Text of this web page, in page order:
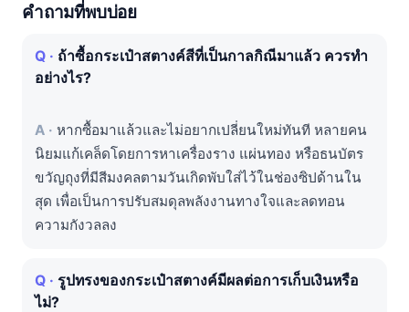
คำถามที่พบบ่อย
ถ้าซื้อกระเป๋าสตางค์สีที่เป็นกาลกิณีมาแล้ว ควรทำ
อย่างไร?
หากซื้อมาแล้วและไม่อยากเปลี่ยนใหม่ทันที หลายคน
นิยมแก้เคล็ดโดยการหาเครื่องราง แผ่นทอง หรือธนบัตร
ขวัญถุงที่มีสีมงคลตามวันเกิดพับใส่ไว้ในช่องซิปด้านใน
สุด เพื่อเป็นการปรับสมดุลพลังงานทางใจและลดทอน
ความกังวลลง
รูปทรงของกระเป๋าสตางค์มีผลต่อการเก็บเงินหรือ
ไม่?